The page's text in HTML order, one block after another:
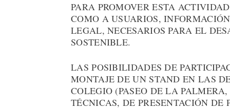
PARA PROMOVER ESTA
COMO A USUARIOS,
LEGAL, NECESARIOS PARA EL
SOSTENIBLE.
LAS POSIBILIDADES DE
MONTAJE DE UN STAND EN LAS
COLEGIO (PASEO DE LA
TÉCNICAS, DE PRESENTACIÓN DE